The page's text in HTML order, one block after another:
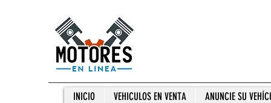
INICIO VEHICULOS EN VENTA ANUNCIE SU